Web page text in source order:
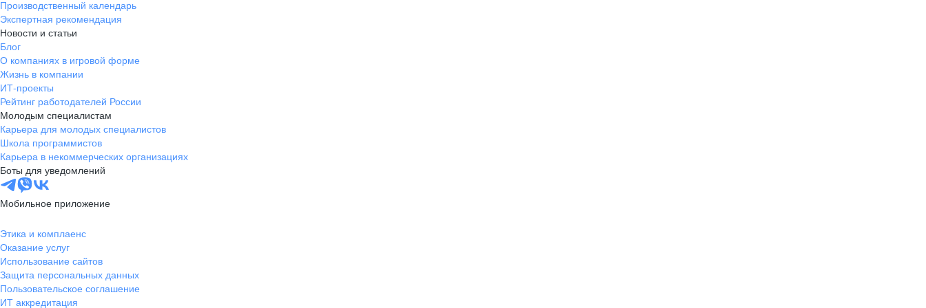
Производственный календарь
Экспертная рекомендация
Новости и статьи
Блог
О компаниях в игровой форме
Жизнь в компании
ИТ-проекты
Рейтинг работодателей России
Молодым специалистам
Карьера для молодых специалистов
Школа программистов
Карьера в некоммерческих организациях
Боты для уведомлений
Мобильное приложение
Этика и комплаенс
Оказание услуг
Использование сайтов
Защита персональных данных
Пользовательское соглашение
ИТ аккредитация